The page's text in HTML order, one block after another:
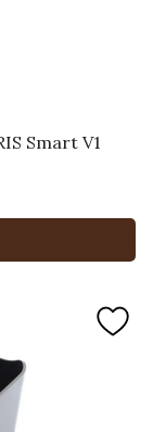
Smart V1